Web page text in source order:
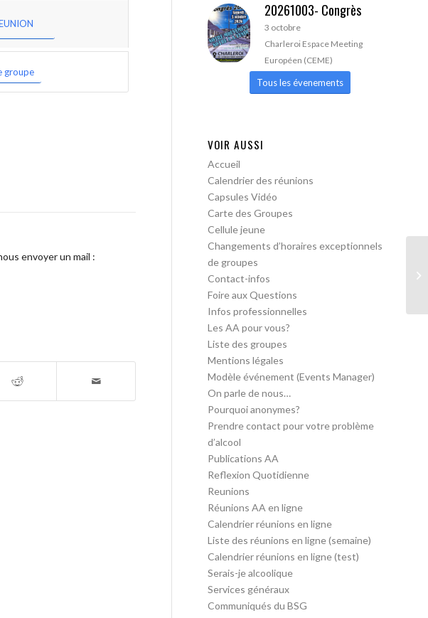
groupe
envoyer un mail :
20261003- Congrès
3 octobre
Charleroi Espace Meeting
Européen (CEME)
Tous les évenements
VOIR AUSSI
Accueil
Calendrier des réunions
Capsules Vidéo
Carte des Groupes
Cellule jeune
Changements d’horaires exceptionnels
de groupes
Contact-infos
Foire aux Questions
Infos professionnelles
Les AA pour vous?
Liste des groupes
Mentions légales
Modèle événement (Events Manager)
On parle de nous…
Pourquoi anonymes?
Prendre contact pour votre problème
d’alcool
Publications AA
Reflexion Quotidienne
Reunions
Réunions AA en ligne
Calendrier réunions en ligne
Liste des réunions en ligne (semaine)
Calendrier réunions en ligne (test)
Serais-je alcoolique
Services généraux
Communiqués du BSG